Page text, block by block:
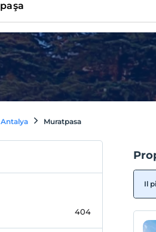
Antalya Muratpasa
404
Il